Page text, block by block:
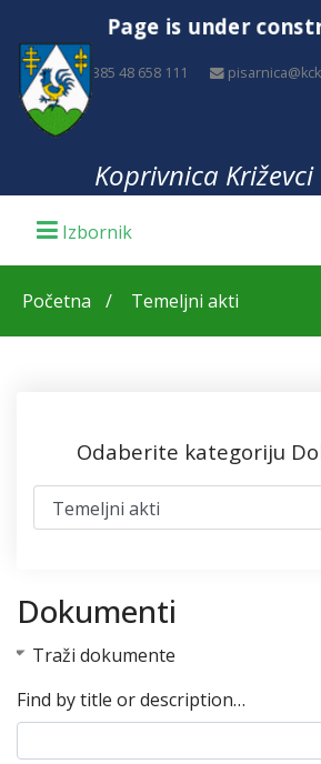
Page is under
+385 48 658 111
Koprivnica
Početna Temeljni akti
Odaberite kategoriju
Dokumenti
Traži dokumente
Find by title or description…